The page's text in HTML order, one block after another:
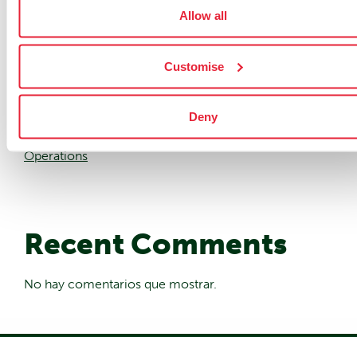
Allow all
Customise
Deny
nLighten y Shell España se asocian para impulsar la
de datos
nLighten Appoints Andreas Herden as Managing
Director for Germany
New Energy Agreement Brings Greater Renewable
Transparency to nLighten’s UK Data Center
Operations
Recent Comments
No hay comentarios que mostrar.